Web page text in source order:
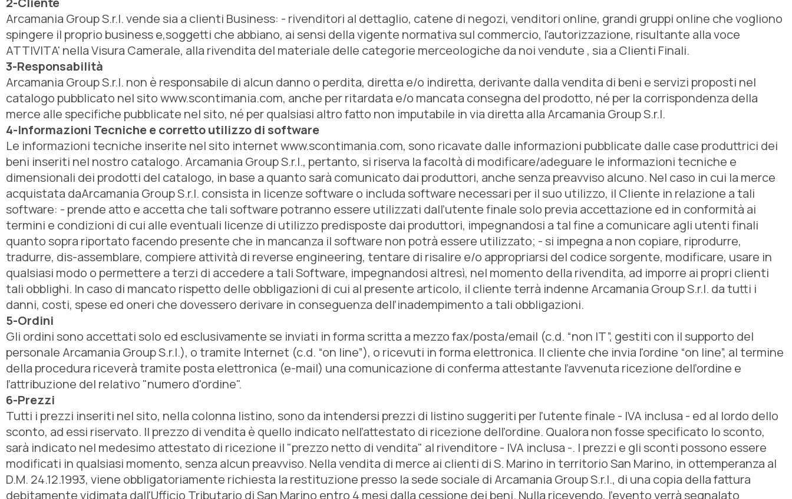
Arcamania Group S.r.l. vende sia a clienti Business: - rivenditori al dettaglio, catene di negozi, venditori online, grandi gruppi online che vogliono
spingere il proprio business e,soggetti che abbiano, ai sensi della vigente normativa sul commercio, l'autorizzazione, risultante alla voce
ATTIVITA' nella Visura Camerale, alla rivendita del materiale delle categorie merceologiche da noi vendute , sia a Clienti Finali.
3-Responsabilità
Arcamania Group S.r.l. non è responsabile di alcun danno o perdita, diretta e/o indiretta, derivante dalla vendita di beni e servizi proposti nel
catalogo pubblicato nel sito www.scontimania.com, anche per ritardata e/o mancata consegna del prodotto, né per la corrispondenza della
merce alle specifiche pubblicate nel sito, né per qualsiasi altro fatto non imputabile in via diretta alla Arcamania Group S.r.l.
4-Informazioni Tecniche e corretto utilizzo di software
Le informazioni tecniche inserite nel sito internet www.scontimania.com, sono ricavate dalle informazioni pubblicate dalle case produttrici dei
beni inseriti nel nostro catalogo. Arcamania Group S.r.l., pertanto, si riserva la facoltà di modificare/adeguare le informazioni tecniche e
dimensionali dei prodotti del catalogo, in base a quanto sarà comunicato dai produttori, anche senza preavviso alcuno. Nel caso in cui la merce
acquistata daArcamania Group S.r.l. consista in licenze software o includa software necessari per il suo utilizzo, il Cliente in relazione a tali
software: - prende atto e accetta che tali software potranno essere utilizzati dall’utente finale solo previa accettazione ed in conformità ai
termini e condizioni di cui alle eventuali licenze di utilizzo predisposte dai produttori, impegnandosi a tal fine a comunicare agli utenti finali
quanto sopra riportato facendo presente che in mancanza il software non potrà essere utilizzato; - si impegna a non copiare, riprodurre,
tradurre, dis-assemblare, compiere attività di reverse engineering, tentare di risalire e/o appropriarsi del codice sorgente, modificare, usare in
qualsiasi modo o permettere a terzi di accedere a tali Software, impegnandosi altresì, nel momento della rivendita, ad imporre ai propri clienti
tali obblighi. In caso di mancato rispetto delle obbligazioni di cui al presente articolo, il cliente terrà indenne Arcamania Group S.r.l. da tutti i
danni, costi, spese ed oneri che dovessero derivare in conseguenza dell’inadempimento a tali obbligazioni.
5-Ordini
Gli ordini sono accettati solo ed esclusivamente se inviati in forma scritta a mezzo fax/posta/email (c.d. “non IT”, gestiti con il supporto del
personale Arcamania Group S.r.l.), o tramite Internet (c.d. “on line”), o ricevuti in forma elettronica. Il cliente che invia l'ordine “on line”, al termine
della procedura riceverà tramite posta elettronica (e-mail) una comunicazione di conferma attestante l’avvenuta ricezione dell’ordine e
l’attribuzione del relativo "numero d'ordine".
6-Prezzi
Tutti i prezzi inseriti nel sito, nella colonna listino, sono da intendersi prezzi di listino suggeriti per l'utente finale - IVA inclusa - ed al lordo dello
sconto, ad essi riservato. Il prezzo di vendita è quello indicato nell’attestato di ricezione dell’ordine. Qualora non fosse specificato lo sconto,
sarà indicato nel medesimo attestato di ricezione il "prezzo netto di vendita" al rivenditore - IVA inclusa -. I prezzi e gli sconti possono essere
modificati in qualsiasi momento, senza alcun preavviso. Nella vendita di merce ai clienti di S. Marino in territorio San Marino, in ottemperanza al
D.M. 24.12.1993, viene obbligatoriamente richiesta la restituzione presso la sede sociale di Arcamania Group S.r.l., di una copia della fattura
debitamente vidimata dall'Ufficio Tributario di San Marino entro 4 mesi dalla cessione dei beni. Nulla ricevendo, l'evento verrà segnalato